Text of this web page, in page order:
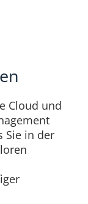
Cloud und
Sie in der